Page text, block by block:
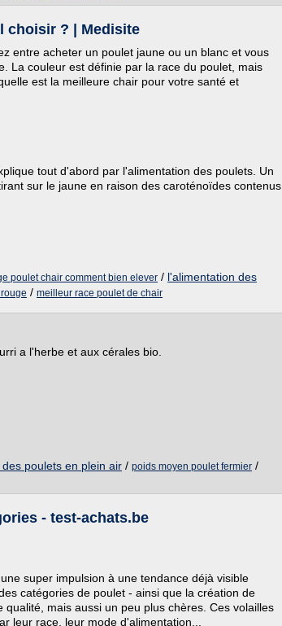
choisir ? | Medisite
entre acheter un poulet jaune ou un blanc et vous
La couleur est définie par la race du poulet, mais
est la meilleure chair pour votre santé et
tout d'abord par l'alimentation des poulets. Un
sur le jaune en raison des caroténoïdes contenus
poulet chair comment bien elever / l'alimentation des
/ meilleur race poulet de chair
a l'herbe et aux cérales bio.
poulets en plein air / poids moyen poulet fermier /
- test-achats.be
super impulsion à une tendance déjà visible
catégories de poulet - ainsi que la création de
mais aussi un peu plus chères. Ces volailles
leur race, leur mode d'alimentation...